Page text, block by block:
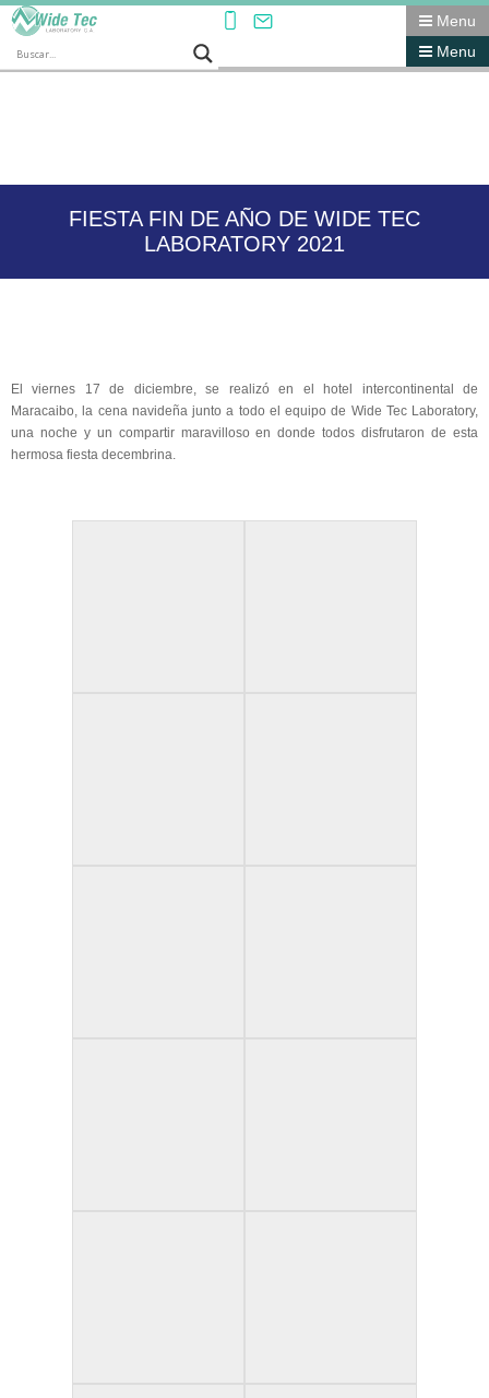
Menu
Menu
FIESTA FIN DE AÑO DE WIDE TEC
LABORATORY 2021
El viernes 17 de diciembre, se realizó en el hotel intercontinental de
Maracaibo, la cena navideña junto a todo el equipo de Wide Tec Laboratory,
una noche y un compartir maravilloso en donde todos disfrutaron de esta
hermosa fiesta decembrina.